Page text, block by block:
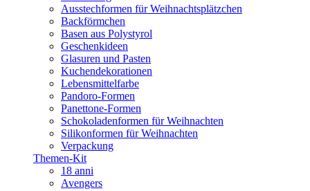
Ausstechformen für Weihnachtsplätzchen
Backförmchen
Basen aus Polystyrol
Geschenkideen
Glasuren und Pasten
Kuchendekorationen
Lebensmittelfarbe
Pandoro-Formen
Panettone-Formen
Schokoladenformen für Weihnachten
Silikonformen für Weihnachten
Verpackung
Themen-Kit
18 anni
Avengers